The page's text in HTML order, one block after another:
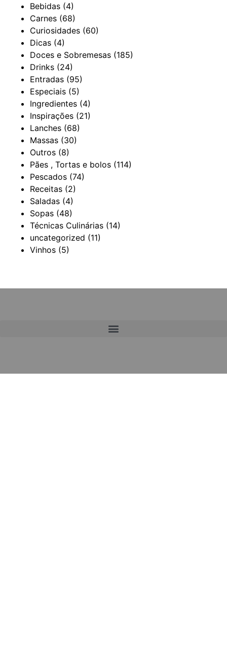
Bebidas (4)
Carnes (68)
Curiosidades (60)
Dicas (4)
Doces e Sobremesas (185)
Drinks (24)
Entradas (95)
Especiais (5)
Ingredientes (4)
Inspirações (21)
Lanches (68)
Massas (30)
Outros (8)
Pães , Tortas e bolos (114)
Pescados (74)
Receitas (2)
Saladas (4)
Sopas (48)
Técnicas Culinárias (14)
uncategorized (11)
Vinhos (5)